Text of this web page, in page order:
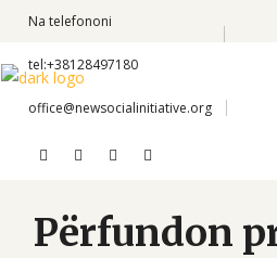
Na telefononi
tel:+38128497180
office@newsocialinitiative.org
Përfundon